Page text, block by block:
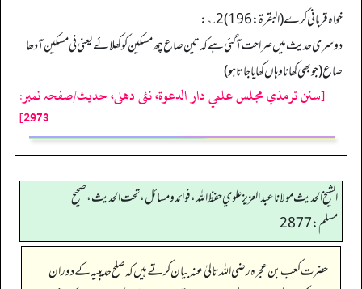
خواہ قربانی کرے (البقرۃ: 196) 2؎:
دوسری حدیث میں صراحت آ گئی ہے کہ تین صاع چھ مسکین کو کھلائے یعنی فی مسکین آدھا
صاع (جو بھی کھانا وہاں کھایا جاتا ہو)
[سنن ترمذي مجلس علمي دار الدعوة، نئى دهلى، حدیث/صفحہ نمبر:
2973]
الشيخ الحديث مولانا عبدالعزيز علوي حفظ الله، فوائد و مسائل، تحت الحديث ، صحيح
مسلم: 2877
حضرت کعب بن عجرہ رضی اللہ تالیٰ عنہ بیان کرتے ہیں کہ صلح حدیبیہ کے دوران